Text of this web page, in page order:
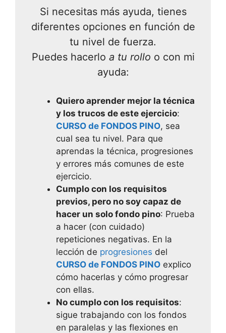
Si necesitas más ayuda, tienes
diferentes opciones en función de
tu nivel de fuerza.
Puedes hacerlo a tu rollo o con mi
ayuda:
Quiero aprender mejor la técnica
y los trucos de este ejercicio:
CURSO de FONDOS PINO, sea
cual sea tu nivel. Para que
aprendas la técnica, progresiones
y errores más comunes de este
ejercicio.
Cumplo con los requisitos
previos, pero no soy capaz de
hacer un solo fondo pino: Prueba
a hacer (con cuidado)
repeticiones negativas. En la
lección de progresiones del
CURSO de FONDOS PINO explico
cómo hacerlas y cómo progresar
con ellas.
No cumplo con los requisitos:
sigue trabajando con los fondos
en paralelas y las flexiones en